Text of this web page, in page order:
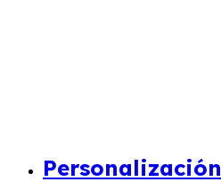
Personalización